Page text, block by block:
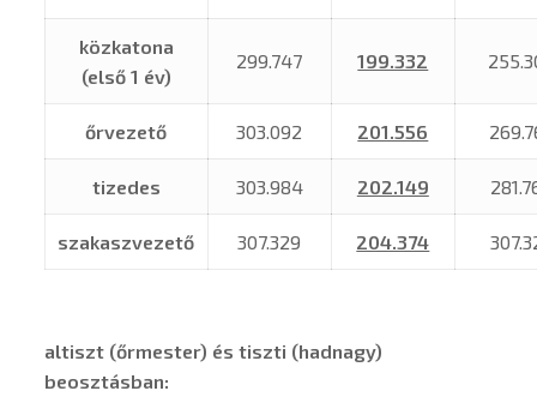
közkatona
(első 1 év)
299.747 199.332
őrvezető 303.092 201.556
tizedes 303.984 202.149
szakaszvezető 307.329 204.374
altiszt (őrmester) és tiszti (hadnagy)
beosztásban: